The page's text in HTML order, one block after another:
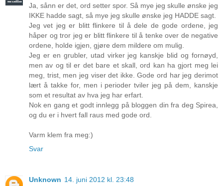
Ja, sånn er det, ord setter spor. Så mye jeg skulle ønske jeg
IKKE hadde sagt, så mye jeg skulle ønske jeg HADDE sagt.
Jeg vet jeg er blitt flinkere til å dele de gode ordene, jeg
håper og tror jeg er blitt flinkere til å tenke over de negative
ordene, holde igjen, gjøre dem mildere om mulig.
Jeg er en grubler, utad virker jeg kanskje blid og fornøyd,
men av og til er det bare et skall, ord kan ha gjort meg lei
meg, trist, men jeg viser det ikke. Gode ord har jeg derimot
lært å takke for, men i perioder tviler jeg på dem, kanskje
som et resultat av hva jeg har erfart.
Nok en gang et godt innlegg på bloggen din fra deg Spirea,
og du er i hvert fall raus med gode ord.
Varm klem fra meg:)
Svar
Unknown 14. juni 2012 kl. 23:48